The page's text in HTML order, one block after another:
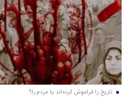
تاریخ را فراموش کرده‌اند یا مردم را؟